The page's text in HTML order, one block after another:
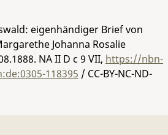
eigenhändiger Brief von
Johanna Rosalie
NA II D c 9 VII, https://nbn-
118395 / CC-BY-NC-ND-